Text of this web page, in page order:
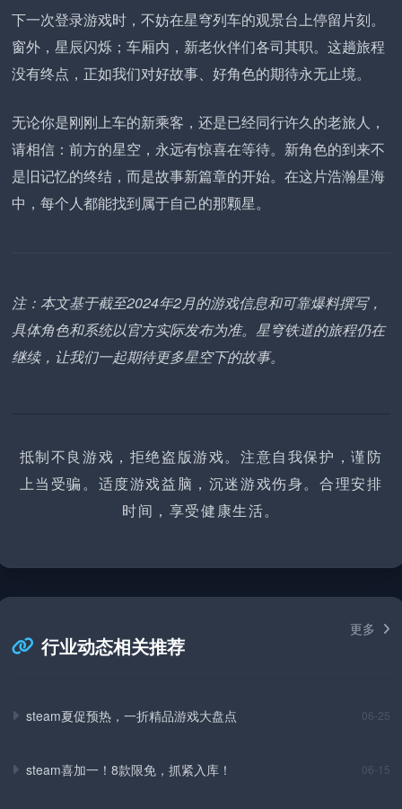
下一次登录游戏时，不妨在星穹列车的观景台上停留片刻。
窗外，星辰闪烁；车厢内，新老伙伴们各司其职。这趟旅程
没有终点，正如我们对好故事、好角色的期待永无止境。
无论你是刚刚上车的新乘客，还是已经同行许久的老旅人，
请相信：前方的星空，永远有惊喜在等待。新角色的到来不
是旧记忆的终结，而是故事新篇章的开始。在这片浩瀚星海
中，每个人都能找到属于自己的那颗星。
注：本文基于截至2024年2月的游戏信息和可靠爆料撰写，
具体角色和系统以官方实际发布为准。星穹铁道的旅程仍在
继续，让我们一起期待更多星空下的故事。
抵制不良游戏，拒绝盗版游戏。注意自我保护，谨防
上当受骗。适度游戏益脑，沉迷游戏伤身。合理安排
时间，享受健康生活。
行业动态相关推荐
更多
steam夏促预热，一折精品游戏大盘点 06-25
steam喜加一！8款限免，抓紧入库！ 06-15